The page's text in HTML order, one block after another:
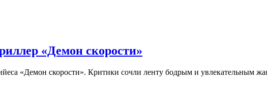
«Демон скорости»
«Демон скорости». Критики сочли ленту бодрым и увлекательным